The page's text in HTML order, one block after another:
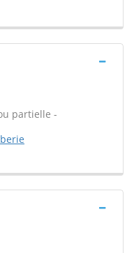
partielle -